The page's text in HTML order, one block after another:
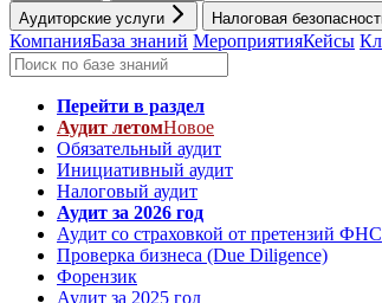
Аудиторские услуги
Налоговая
КомпанияБаза знаний МероприятияКейсы
Перейти в раздел
Аудит летомНовое
Обязательный аудит
Инициативный аудит
Налоговый аудит
Аудит за 2026 год
Аудит со страховкой от претензий ФНС
Проверка бизнеса (Due Diligence)
Форензик
Аудит за 2025 год